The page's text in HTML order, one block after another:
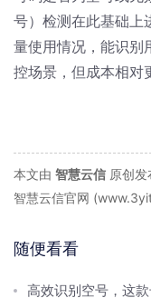
号）检测在此基础上
量使用情况，能识别
控场景，但成本相对
本文由 智慧云信 原创
智慧云信官网
随便看看
高效识别空号，这